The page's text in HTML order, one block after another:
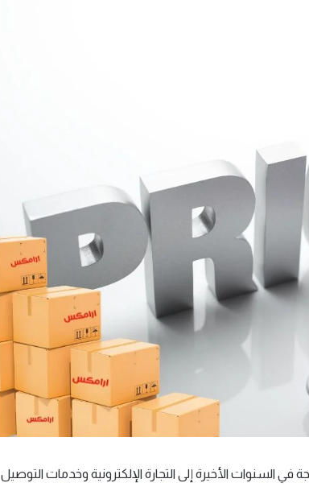
الأخيرة إلى التجارة الإلكترونية وخدمات التوصيل